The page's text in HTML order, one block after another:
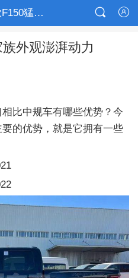
加版24款F150猛禽家族外观澎湃动力 

外观澎湃动力
比中规车有哪些优势？今
的优势，就是它拥有一些